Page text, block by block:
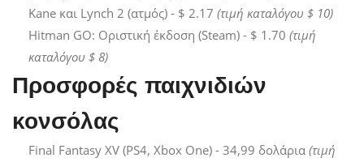
Kane και Lynch 2 (ατμός) - $ 2.17 (τιμή καταλόγου $ 10)
Hitman GO: Οριστική έκδοση (Steam) - $ 1.70 (τιμή
καταλόγου $ 8)
Προσφορές παιχνιδιών
κονσόλας
Final Fantasy XV (PS4, Xbox One) - 34,99 δολάρια (τιμή